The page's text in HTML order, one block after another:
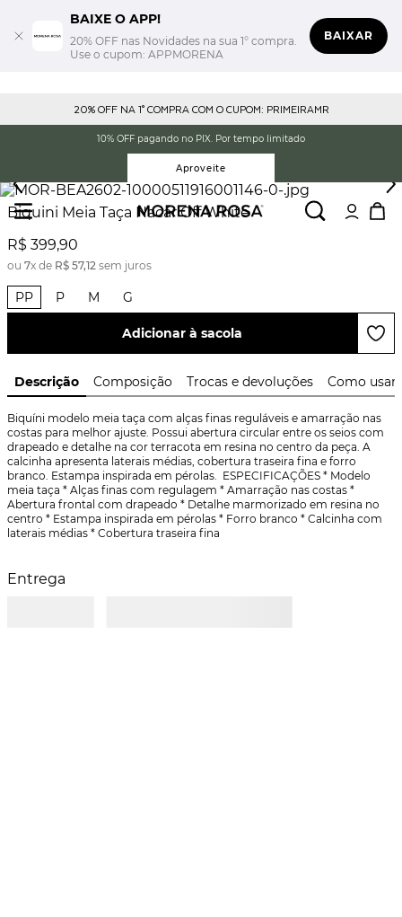
BAIXE O APP!
20% OFF nas Novidades na sua 1° compra.
Use o cupom: APPMORENA
BAIXAR
20% OFF NA 1° COMPRA COM O CUPOM: PRIMEIRAMR
10% OFF pagando no PIX. Por tempo limitado
Aproveite
Biquini Meia Taça Nacár Off White
R$ 399,90
ou 7x de R$ 57,12 sem juros
PP P M G
Adicionar à sacola
Descrição Composição Trocas e devoluções Como usar
Biquíni modelo meia taça com alças finas reguláveis e amarração nas
costas para melhor ajuste. Possui abertura circular entre os seios com
drapeado e detalhe na cor terracota em resina no centro da peça. A
calcinha apresenta laterais médias, cobertura traseira fina e forro
branco. Estampa inspirada em pérolas.  ESPECIFICAÇÕES * Modelo
meia taça * Alças finas com regulagem * Amarração nas costas *
Abertura frontal com drapeado * Detalhe marmorizado em resina no
centro * Estampa inspirada em pérolas * Forro branco * Calcinha com
laterais médias * Cobertura traseira fina
Entrega